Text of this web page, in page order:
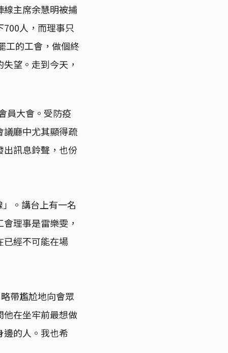
主席余慧明被捕
人，而理事只
工的工會，做個終
望。走到今天，
員大會。受防疫
議廳中尤其顯得疏
訊息鈴聲，也份
。講台上有一名
理事是雷樂雯，
已經不可能在場
帶尷尬地向會眾
他在坐牢前最想做
的人。我也希